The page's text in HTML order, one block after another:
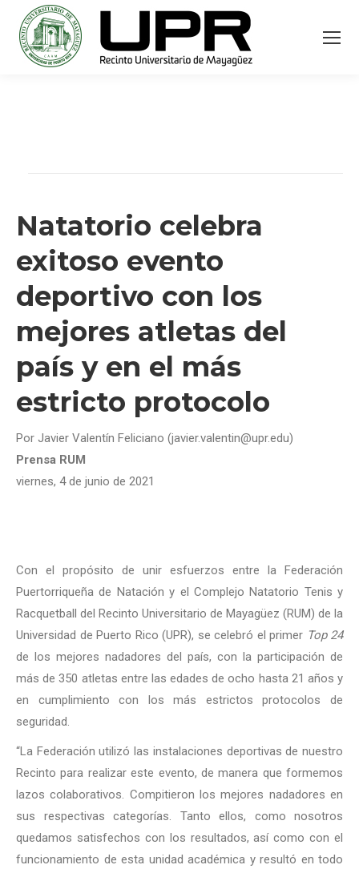
Natatorio celebra
exitoso evento
deportivo con los
mejores atletas del
país y en el más
estricto protocolo
Por Javier Valentín Feliciano (javier.valentin@upr.edu)
Prensa RUM
viernes, 4 de junio de 2021
Con el propósito de unir esfuerzos entre la Federación
Puertorriqueña de Natación y el Complejo Natatorio Tenis y
Racquetball del Recinto Universitario de Mayagüez (RUM) de la
Universidad de Puerto Rico (UPR), se celebró el primer Top 24
de los mejores nadadores del país, con la participación de
más de 350 atletas entre las edades de ocho hasta 21 años y
en cumplimiento con los más estrictos protocolos de
seguridad.
“La Federación utilizó las instalaciones deportivas de nuestro
Recinto para realizar este evento, de manera que formemos
lazos colaborativos. Compitieron los mejores nadadores en
sus respectivas categorías. Tanto ellos, como nosotros
quedamos satisfechos con los resultados, así como con el
funcionamiento de esta unidad académica y resultó en todo